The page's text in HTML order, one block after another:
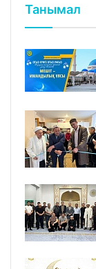
Танымал